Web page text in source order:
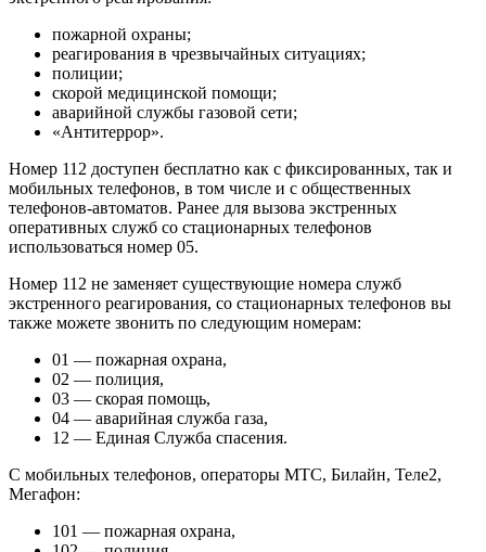
пожарной охраны;
реагирования в чрезвычайных ситуациях;
полиции;
скорой медицинской помощи;
аварийной службы газовой сети;
«Антитеррор».
Номер 112 доступен бесплатно как с фиксированных, так и
мобильных телефонов, в том числе и с общественных
телефонов-автоматов. Ранее для вызова экстренных
оперативных служб со стационарных телефонов
использоваться номер 05.
Номер 112 не заменяет существующие номера служб
экстренного реагирования, cо стационарных телефонов вы
также можете звонить по следующим номерам:
01 — пожарная охрана,
02 — полиция,
03 — скорая помощь,
04 — аварийная служба газа,
12 — Единая Служба спасения.
С мобильных телефонов, операторы МТС, Билайн, Теле2,
Мегафон:
101 — пожарная охрана,